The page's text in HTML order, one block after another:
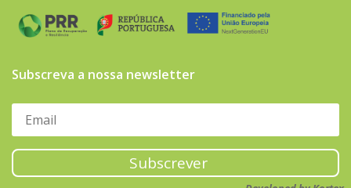
Subscreva a nossa newsletter
Subscrever